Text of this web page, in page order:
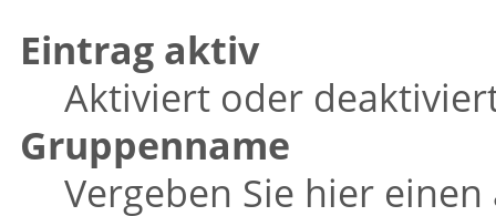
Eintrag aktiv
Aktiviert oder
Gruppenname
Vergeben Sie hier